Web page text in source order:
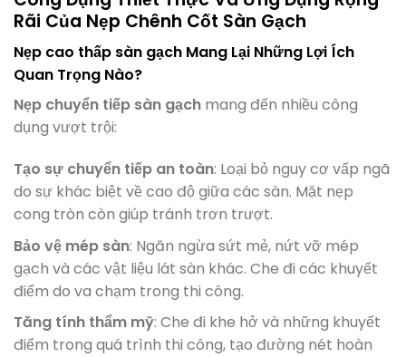
Rãi Của Nẹp Chênh Cốt Sàn Gạch
Nẹp cao thấp sàn gạch Mang Lại Những Lợi Ích
Quan Trọng Nào?
Nẹp chuyển tiếp sàn gạch mang đến nhiều công
dụng vượt trội:
Tạo sự chuyển tiếp an toàn: Loại bỏ nguy cơ vấp ngã
do sự khác biệt về cao độ giữa các sàn. Mặt nẹp
cong tròn còn giúp tránh trơn trượt.
Bảo vệ mép sàn: Ngăn ngừa sứt mẻ, nứt vỡ mép
gạch và các vật liệu lát sàn khác. Che đi các khuyết
điểm do va chạm trong thi công.
Tăng tính thẩm mỹ: Che đi khe hở và những khuyết
điểm trong quá trình thi công, tạo đường nét hoàn